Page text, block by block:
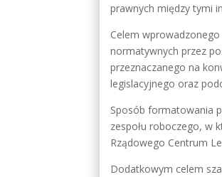
prawnych między tymi
Celem
normatywnych przez
przeznaczanego na
legislacyjnego oraz
Sposób formatowania
zespołu roboczego, w
Rządowego Centrum
Dodatkowym celem